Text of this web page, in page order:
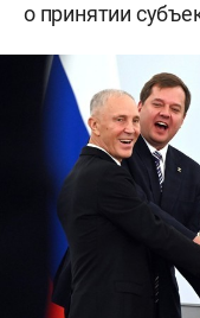
о принятии